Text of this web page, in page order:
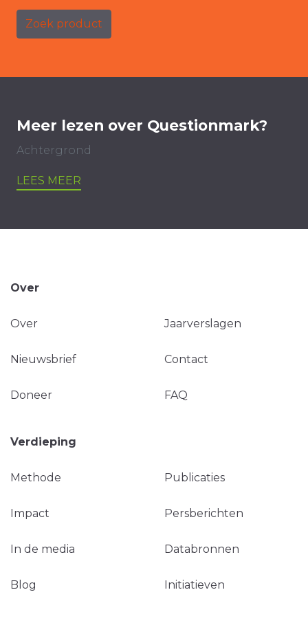
Zoek product
Meer lezen over Questionmark?
Achtergrond
LEES MEER
Over
Over Jaarverslagen
Nieuwsbrief Contact
Doneer FAQ
Verdieping
Methode Publicaties
Impact Persberichten
In de media Databronnen
Blog Initiatieven